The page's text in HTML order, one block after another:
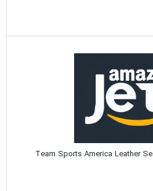
Team Sports America Leather